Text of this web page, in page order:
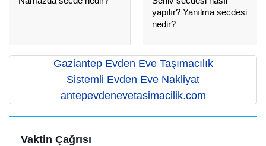
yapılır? Yanılma secdesi
nedir?
Gaziantep Evden Eve Taşımacılık
Sistemli Evden Eve Nakliyat
antepevdenevetasimacilik.com
Vaktin Çağrısı